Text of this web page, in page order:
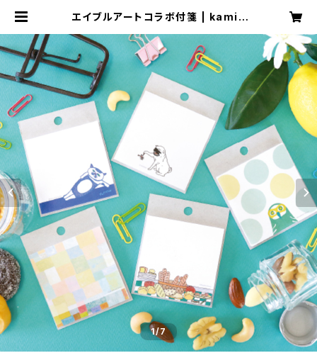
エイブルアートコラボ付箋 | kamid
1/7